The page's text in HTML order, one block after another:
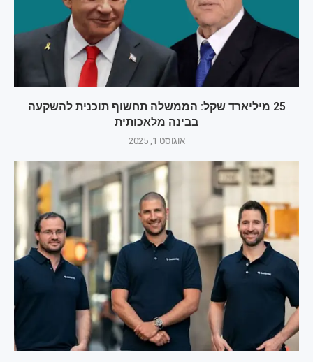
25 מיליארד שקל: הממשלה תחשוף תוכנית להשקעה
בבינה מלאכותית
אוגוסט 1, 2025